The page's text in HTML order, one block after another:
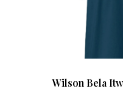
Wilson Bela